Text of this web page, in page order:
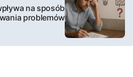
na sposób
problemów